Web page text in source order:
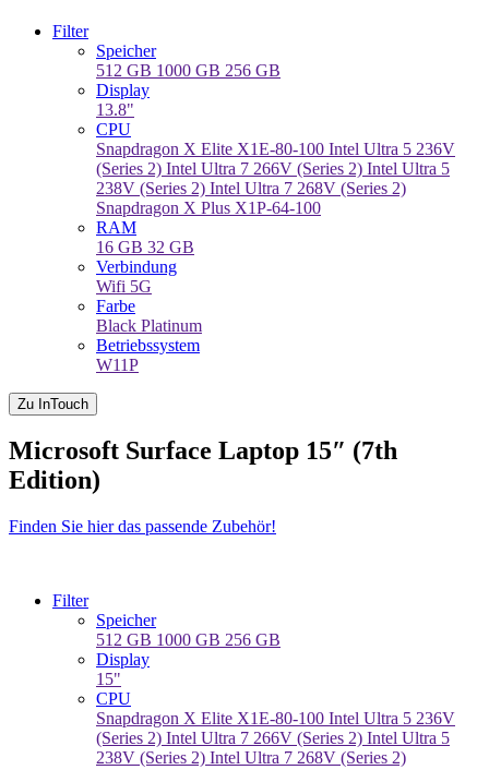
Filter
Speicher
512 GB 1000 GB 256 GB
Display
13.8"
CPU
Snapdragon X Elite X1E-80-100 Intel Ultra 5 236V
(Series 2) Intel Ultra 7 266V (Series 2) Intel Ultra 5
238V (Series 2) Intel Ultra 7 268V (Series 2)
Snapdragon X Plus X1P-64-100
RAM
16 GB 32 GB
Verbindung
Wifi 5G
Farbe
Black Platinum
Betriebssystem
W11P
Zu InTouch
Microsoft Surface Laptop 15″ (7th
Edition)
Finden Sie hier das passende Zubehör!
Filter
Speicher
512 GB 1000 GB 256 GB
Display
15"
CPU
Snapdragon X Elite X1E-80-100 Intel Ultra 5 236V
(Series 2) Intel Ultra 7 266V (Series 2) Intel Ultra 5
238V (Series 2) Intel Ultra 7 268V (Series 2)